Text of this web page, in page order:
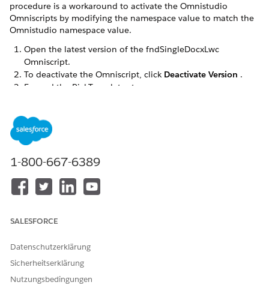
procedure is a workaround to activate the Omnistudio
Omniscripts by modifying the namespace value to match the
Omnistudio namespace value.
Open the latest version of the fndSingleDocxLwc
Omniscript.
To deactivate the Omniscript, click Deactivate Version .
Expand the PickTemplate step.
Component Name
Repeat the steps for the fndSingleDocxServersideLwc
1-800-667-6389
SALESFORCE
Datenschutzerklärung
Sicherheitserklärung
Nutzungsbedingungen